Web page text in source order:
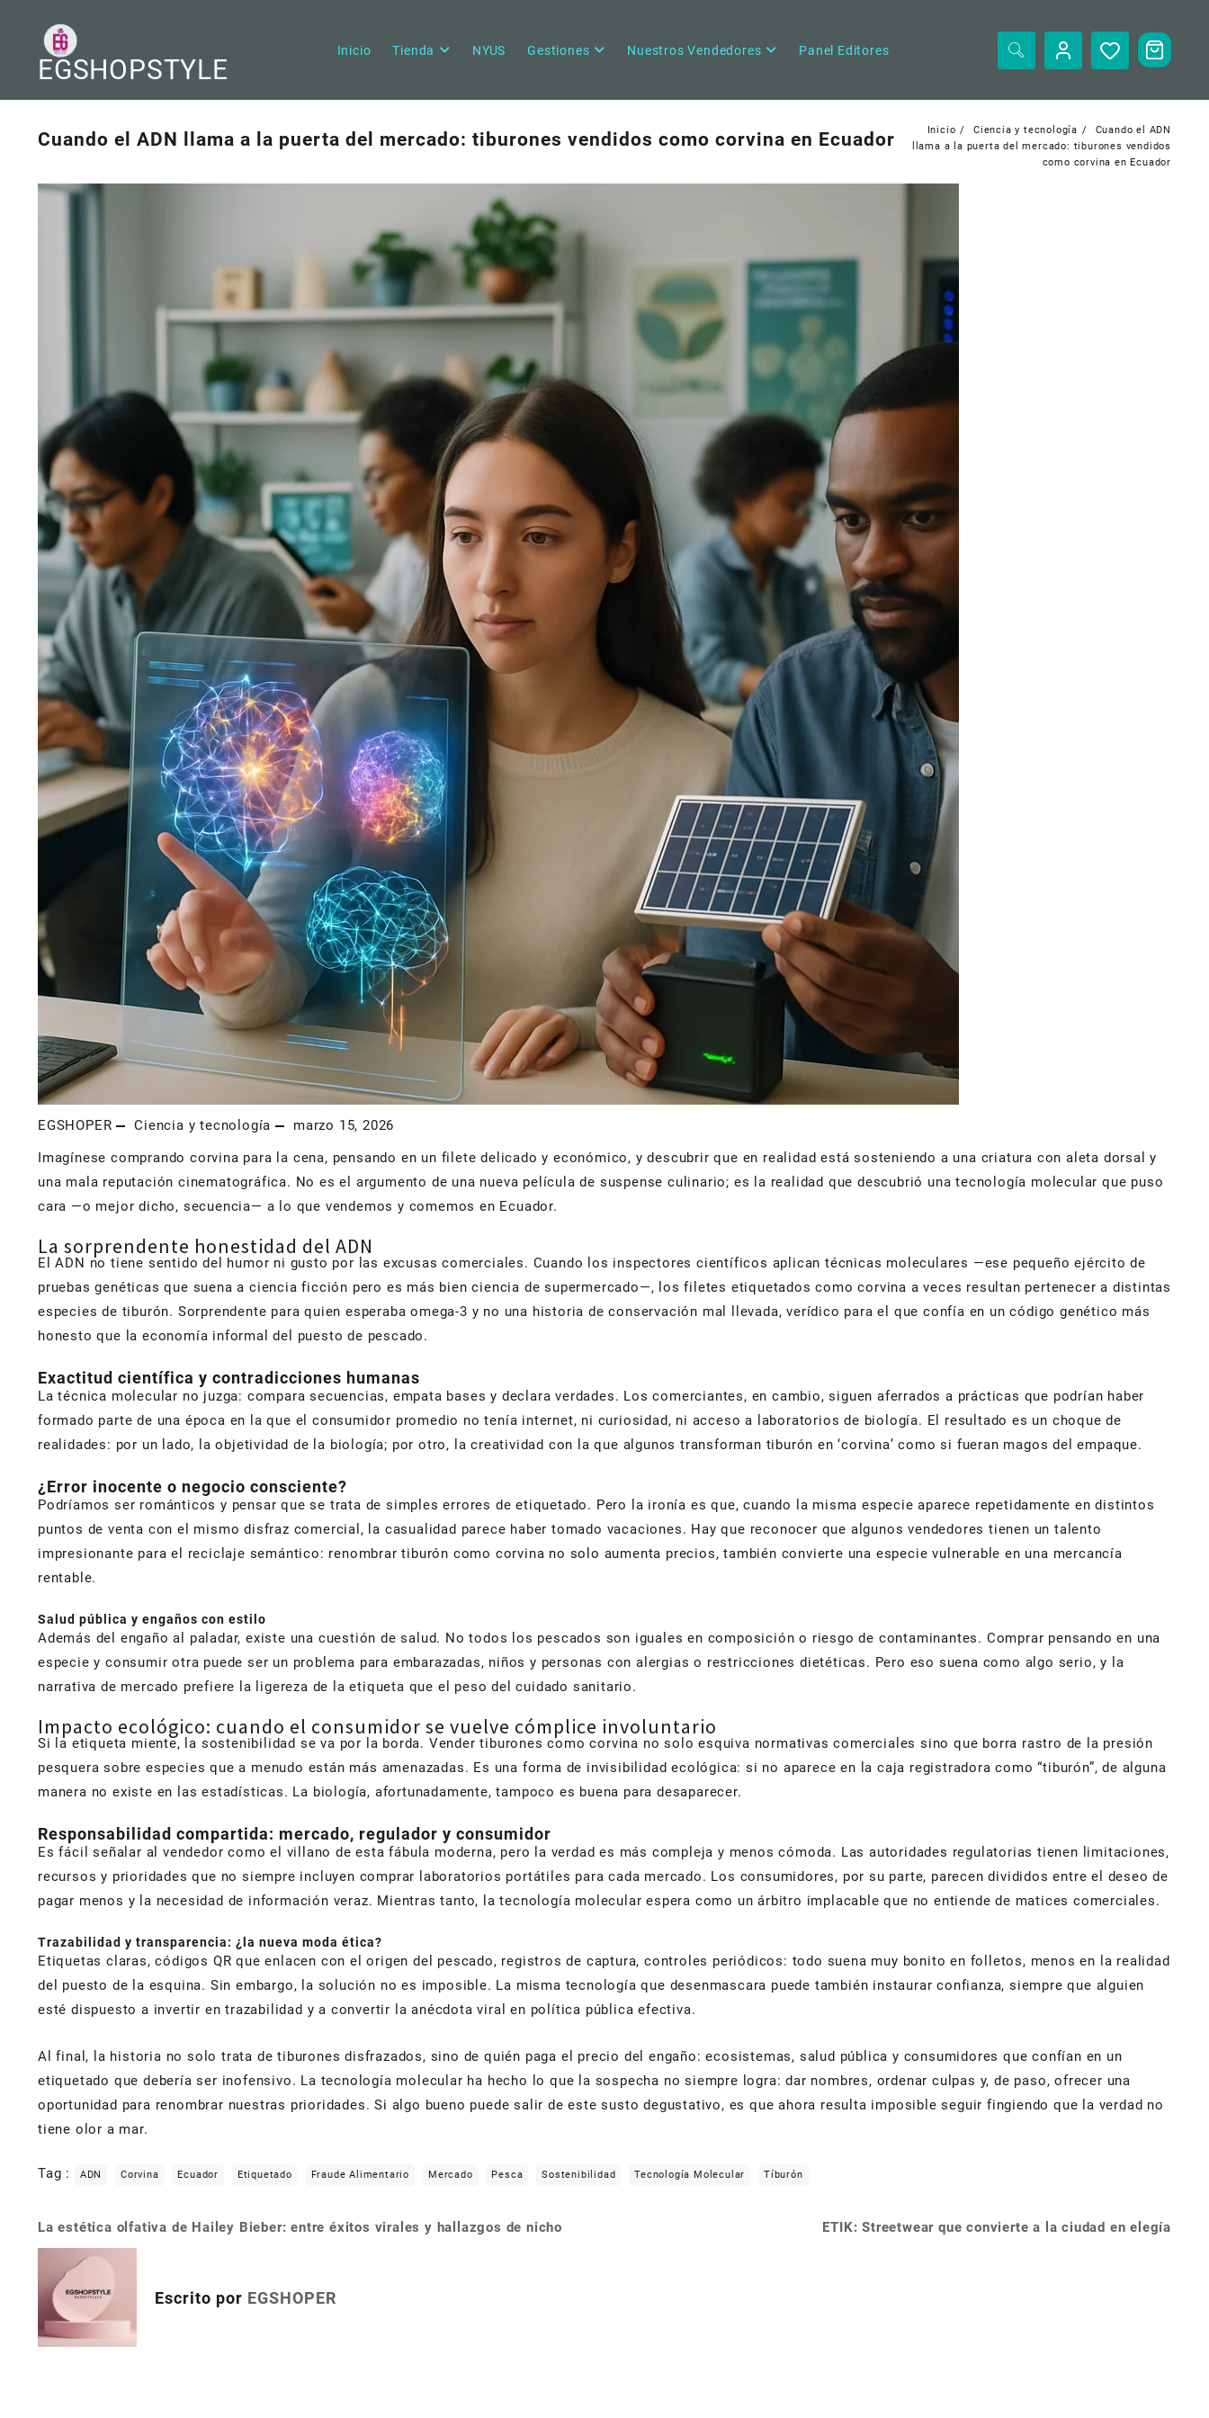
contenido
EGSHOPSTYLE
Inicio Tienda NYUS Gestiones Nuestros Vendedores Panel Editores
Cuando el ADN llama a la puerta del mercado: tiburones vendidos como corvina en Ecuador Inicio Ciencia y tecnología
Cuando el ADN
llama a la puerta del mercado: tiburones vendidos
como corvina en Ecuador
EGSHOPER Ciencia y tecnología
marzo 15, 2026
Imagínese comprando corvina para la cena, pensando en un filete delicado y económico, y descubrir que en realidad está sosteniendo a una criatura con aleta dorsal y
una mala reputación cinematográfica. No es el argumento de una nueva película de suspense culinario; es la realidad que descubrió una tecnología molecular que puso
cara —o mejor dicho, secuencia— a lo que vendemos y comemos en Ecuador.
La sorprendente honestidad del ADN
El ADN no tiene sentido del humor ni gusto por las excusas comerciales. Cuando los inspectores científicos aplican técnicas moleculares —ese pequeño ejército de
pruebas genéticas que suena a ciencia ficción pero es más bien ciencia de supermercado—, los filetes etiquetados como corvina a veces resultan pertenecer a distintas
especies de tiburón. Sorprendente para quien esperaba omega-3 y no una historia de conservación mal llevada, verídico para el que confía en un código genético más
honesto que la economía informal del puesto de pescado.
Exactitud científica y contradicciones humanas
La técnica molecular no juzga: compara secuencias, empata bases y declara verdades. Los comerciantes, en cambio, siguen aferrados a prácticas que podrían haber
formado parte de una época en la que el consumidor promedio no tenía internet, ni curiosidad, ni acceso a laboratorios de biología. El resultado es un choque de
realidades: por un lado, la objetividad de la biología; por otro, la creatividad con la que algunos transforman tiburón en ‘corvina’ como si fueran magos del empaque.
¿Error inocente o negocio consciente?
Podríamos ser románticos y pensar que se trata de simples errores de etiquetado. Pero la ironía es que, cuando la misma especie aparece repetidamente en distintos
puntos de venta con el mismo disfraz comercial, la casualidad parece haber tomado vacaciones. Hay que reconocer que algunos vendedores tienen un talento
impresionante para el reciclaje semántico: renombrar tiburón como corvina no solo aumenta precios, también convierte una especie vulnerable en una mercancía
rentable.
Salud pública y engaños con estilo
Además del engaño al paladar, existe una cuestión de salud. No todos los pescados son iguales en composición o riesgo de contaminantes. Comprar pensando en una
especie y consumir otra puede ser un problema para embarazadas, niños y personas con alergias o restricciones dietéticas. Pero eso suena como algo serio, y la
narrativa de mercado prefiere la ligereza de la etiqueta que el peso del cuidado sanitario.
Impacto ecológico: cuando el consumidor se vuelve cómplice involuntario
Si la etiqueta miente, la sostenibilidad se va por la borda. Vender tiburones como corvina no solo esquiva normativas comerciales sino que borra rastro de la presión
pesquera sobre especies que a menudo están más amenazadas. Es una forma de invisibilidad ecológica: si no aparece en la caja registradora como “tiburón”, de alguna
manera no existe en las estadísticas. La biología, afortunadamente, tampoco es buena para desaparecer.
Responsabilidad compartida: mercado, regulador y consumidor
Es fácil señalar al vendedor como el villano de esta fábula moderna, pero la verdad es más compleja y menos cómoda. Las autoridades regulatorias tienen limitaciones,
recursos y prioridades que no siempre incluyen comprar laboratorios portátiles para cada mercado. Los consumidores, por su parte, parecen divididos entre el deseo de
pagar menos y la necesidad de información veraz. Mientras tanto, la tecnología molecular espera como un árbitro implacable que no entiende de matices comerciales.
Trazabilidad y transparencia: ¿la nueva moda ética?
Etiquetas claras, códigos QR que enlacen con el origen del pescado, registros de captura, controles periódicos: todo suena muy bonito en folletos, menos en la realidad
del puesto de la esquina. Sin embargo, la solución no es imposible. La misma tecnología que desenmascara puede también instaurar confianza, siempre que alguien
esté dispuesto a invertir en trazabilidad y a convertir la anécdota viral en política pública efectiva.
Al final, la historia no solo trata de tiburones disfrazados, sino de quién paga el precio del engaño: ecosistemas, salud pública y consumidores que confían en un
etiquetado que debería ser inofensivo. La tecnología molecular ha hecho lo que la sospecha no siempre logra: dar nombres, ordenar culpas y, de paso, ofrecer una
oportunidad para renombrar nuestras prioridades. Si algo bueno puede salir de este susto degustativo, es que ahora resulta imposible seguir fingiendo que la verdad no
tiene olor a mar.
Tag : ADN Corvina Ecuador Etiquetado Fraude Alimentario Mercado Pesca Sostenibilidad Tecnología Molecular Tíburón
Navegación
entradas
La estética olfativa de Hailey Bieber: entre éxitos virales y hallazgos de nicho ETIK: Streetwear que convierte a la ciudad en elegía
Escrito por EGSHOPER